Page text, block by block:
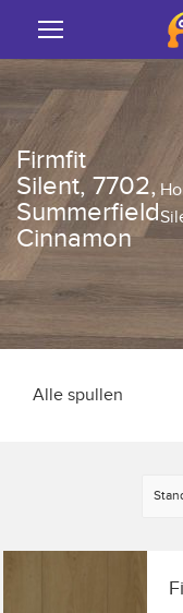
Firmfit
Silent, 7702,
Summerfield
Cinnamon
Alle spullen